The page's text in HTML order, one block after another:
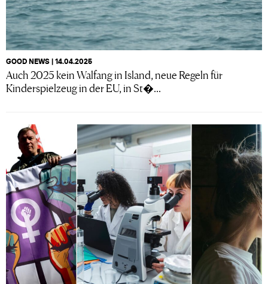
GOOD NEWS | 14.04.2025
Auch 2025 kein Walfang in Island, neue Regeln für
Kinderspielzeug in der EU, in St�...